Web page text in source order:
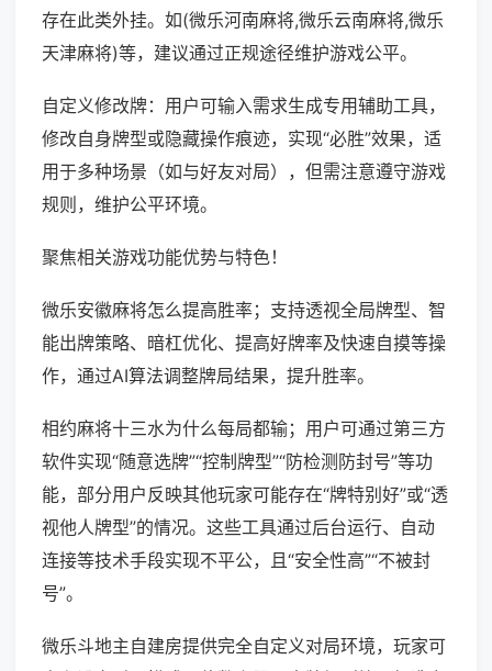
存在此类外挂。如(微乐河南麻将,微乐云南麻将,微乐
天津麻将)等，建议通过正规途径维护游戏公平。
自定义修改牌：用户可输入需求生成专用辅助工具，
修改自身牌型或隐藏操作痕迹，实现“必胜”效果，适
用于多种场景（如与好友对局），但需注意遵守游戏
规则，维护公平环境。
聚焦相关游戏功能优势与特色！
微乐安徽麻将怎么提高胜率；支持透视全局牌型、智
能出牌策略、暗杠优化、提高好牌率及快速自摸等操
作，通过AI算法调整牌局结果，提升胜率。
相约麻将十三水为什么每局都输；用户可通过第三方
软件实现“随意选牌”“控制牌型”“防检测防封号”等功
能，部分用户反映其他玩家可能存在“牌特别好”或“透
视他人牌型”的情况。这些工具通过后台运行、自动
连接等技术手段实现不平公，且“安全性高”“不被封
号”。
微乐斗地主自建房提供完全自定义对局环境，玩家可